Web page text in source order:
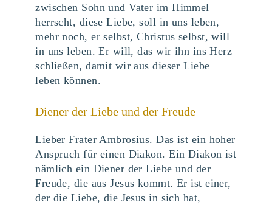
zwischen Sohn und Vater im Himmel
herrscht, diese Liebe, soll in uns leben,
mehr noch, er selbst, Christus selbst, will
in uns leben. Er will, das wir ihn ins Herz
schließen, damit wir aus dieser Liebe
leben können.
Diener der Liebe und der Freude
Lieber Frater Ambrosius. Das ist ein hoher
Anspruch für einen Diakon. Ein Diakon ist
nämlich ein Diener der Liebe und der
Freude, die aus Jesus kommt. Er ist einer,
der die Liebe, die Jesus in sich hat,